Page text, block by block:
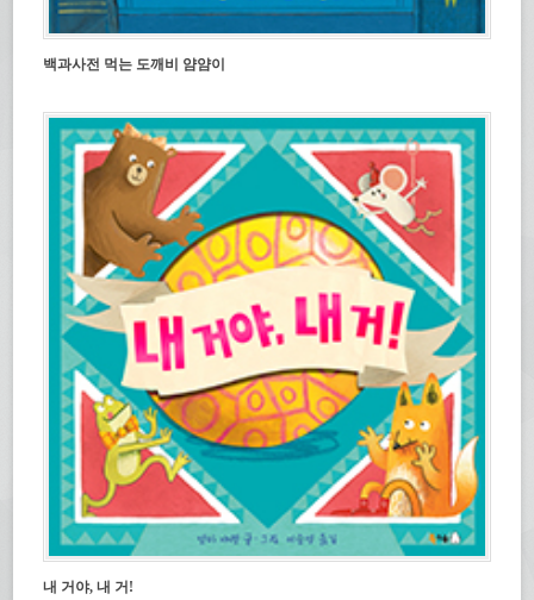
백과사전 먹는 도깨비 얌얌이
내 거야, 내 거!